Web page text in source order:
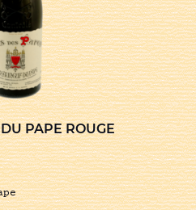
PAPE ROUGE